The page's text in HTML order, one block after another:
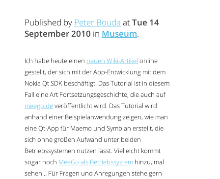
Published by Peter Bouda atTue 14
September 2010 in Museum.
Ich habe heute einen neuen Wiki-Artikel online
gestellt, der sich mit der App-Entwicklung mit dem
Nokia QtSDK beschäftigt. Das Tutorial ist in diesem
Fall eine Art Fortsetzungsgeschichte, die auch auf
meego.deveröffentlicht wird. Das Tutorial wird
anhand einer Beispielanwendung zeigen, wie man
eine Qt-App für Maemo und Symbian erstellt, die
sich ohne großen Aufwand unter beiden
Betriebssystemen nutzen lässt. Vielleicht kommt
sogar noch MeeGo als Betriebssystem hinzu, mal
sehen… Für Fragen und Anregungen stehe gern